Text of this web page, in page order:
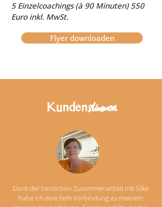
5 Einzelcoachings (à 90 Minuten) 550
Euro inkl. MwSt.
Flyer downloaden
Kundenstimmen
Dank der herzlichen Zusammenarbeit mit Silke
habe ich eine tiefe Verbindung zu meinem